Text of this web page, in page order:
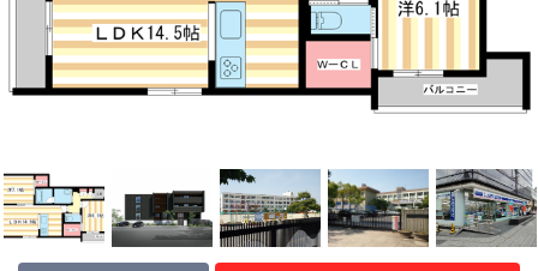
路線·駅から探す
地域から探す
AcePlanner公式ライン
SNS